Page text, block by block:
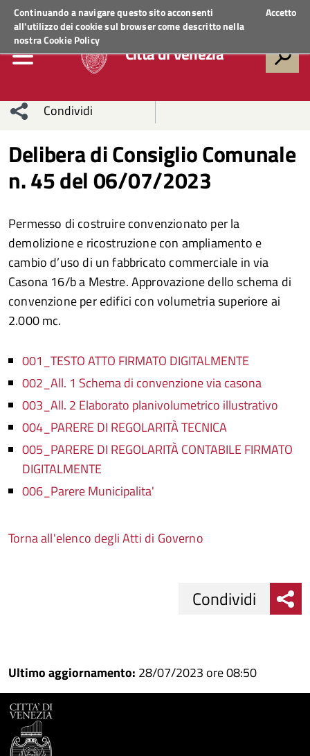
Continuando a navigare questo sito acconsenti
all'utilizzo dei cookie sul browser come descritto nella
nostraCookie Policy
Accetto
Regione VenetoACCEDI AI SERVIZI
Città di Venezia
Condividi
sui social
network
Condividi
Condividi
su
Facebook
Condividi
Twitter
Condividi
su
Facebook
Condividi
su
Whatsapp
Delibera di Consiglio Comunale
n. 45 del 06/07/2023
Permesso di costruire convenzionato per la
demolizione e ricostruzione con ampliamento e
cambio d’uso di un fabbricato commerciale in via
Casona 16/b a Mestre. Approvazione dello schema di
convenzione per edifici con volumetria superiore ai
2.000 mc.
001_TESTO ATTO FIRMATO DIGITALMENTE
002_All. 1 Schema di convenzione via casona
003_All. 2 Elaborato planivolumetrico illustrativo
004_PARERE DI REGOLARITÀ TECNICA
005_PARERE DI REGOLARITÀ CONTABILE FIRMATO
DIGITALMENTE
006_Parere Municipalita'
Torna all'elenco degli Atti di Governo
su
Facebook
Condividi
su
Condividi
Condividi
Ultimo aggiornamento: 28/07/2023 ore 08:50